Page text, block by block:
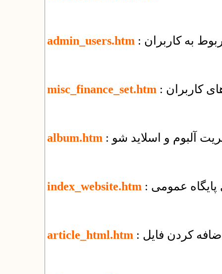
admin_users.htm به کاربران
misc_finance_set.htm کاربران
album.htm آلبوم و اسلاید شو
index_website.htm پایگاه عمومی
article_html.htm